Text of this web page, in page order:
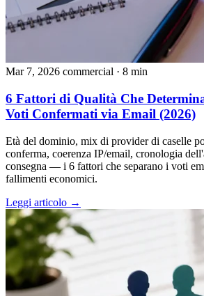
Mar 7, 2026 commercial · 8 min
6 Fattori di Qualità Che
Voti Confermati via Email (2026)
Età del dominio, mix di provider di caselle
conferma, coerenza IP/email, cronologia
consegna — i 6 fattori che separano i voti
fallimenti economici.
Leggi articolo →